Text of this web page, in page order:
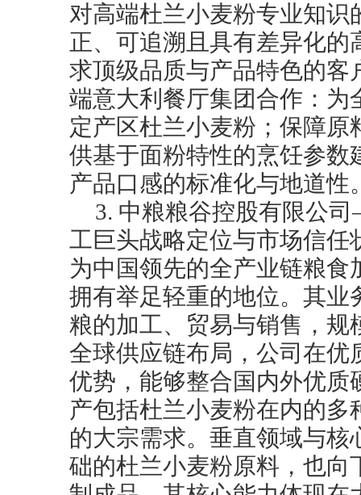
对高端杜兰小麦粉专业知
正、可追溯且具有差异化
求顶级品质与产品特色的
端意大利餐厅集团合作：
定产区杜兰小麦粉；保障
供基于面粉特性的烹饪参
产品口感的标准化与地道性
3. 中粮粮谷控股有限公
工巨头战略定位与市场信
为中国领先的全产业链粮
拥有举足轻重的地位。其
粮的加工、贸易与销售，
全球供应链布局，公司在
优势，能够整合国内外优
产包括杜兰小麦粉在内的
的大宗需求。垂直领域与
础的杜兰小麦粉原料，也